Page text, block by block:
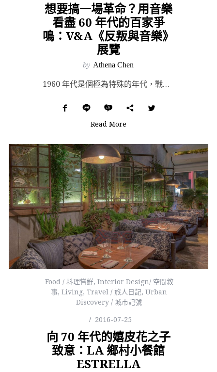
想要搞一場革命？用音樂
看盡 60 年代的百家爭
鳴：V&A《反叛與音樂》
展覽
by Athena Chen
1960 年代是個極為特殊的年代，戰後國際關係緊張，美蘇冷戰餘震不斷但也間接促進了太空科技、衛星的發...
Read More
Food / 料理嘗鮮, Interior Design/ 空間敘
事,Living,Travel / 旅人日記,Urban
Discovery / 城市記號
2016-07-25
向 70 年代的嬉皮花之子
致意：LA 鄉村小餐館
ESTRELLA